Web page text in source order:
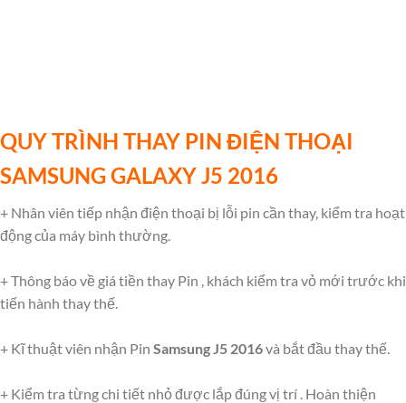
QUY TRÌNH THAY PIN ĐIỆN THOẠI
SAMSUNGGALAXY J5 2016
+ Nhân viên tiếp nhận điện thoại bị lỗi pin cần thay, kiểm tra hoạt
động của máy bình thường.
+ Thông báo về giá tiền thay Pin , khách kiểm tra vỏ mới trước khi
tiến hành thay thế.
+ Kĩ thuật viên nhận Pin Samsung J5 2016và bắt đầu thay thế.
+ Kiểm tra từng chi tiết nhỏ được lắp đúng vị trí . Hoàn thiện